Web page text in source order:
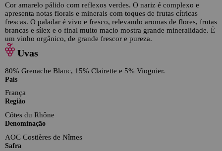
Cor amarelo pálido com reflexos verdes. O nariz é complexo e
apresenta notas florais e minerais com toques de frutas cítricas
frescas. O paladar é vivo e fresco, relevando aromas de flores, frutas
brancas e sílex e o final muito macio mostra grande mineralidade. É
um vinho orgânico, de grande frescor e pureza.
Uvas
80% Grenache Blanc, 15% Clairette e 5% Viognier.
País
França
Região
Côtes du Rhône
Denominação
AOC Costières de Nîmes
Safra